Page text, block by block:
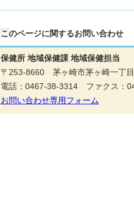
このページに関するお問い合わせ
保健所 地域保健課 地域保健担当
〒253-8660 茅ヶ崎市茅ヶ崎一丁
電話：0467-38-3314 ファクス：
お問い合わせ専用フォーム